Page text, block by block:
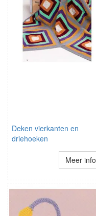
Deken vierkanten en
driehoeken
Meer info